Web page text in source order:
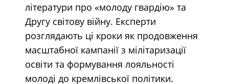
літератури про «молоду гвардію» та
Другу світову війну. Експерти
розглядають ці кроки як продовження
масштабної кампанії з мілітаризації
освіти та формування лояльності
молоді до кремлівської політики.